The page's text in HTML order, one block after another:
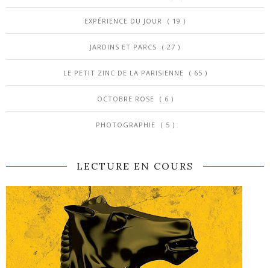
EXPÉRIENCE DU JOUR ( 19 )
JARDINS ET PARCS ( 27 )
LE PETIT ZINC DE LA PARISIENNE ( 65 )
OCTOBRE ROSE ( 6 )
PHOTOGRAPHIE ( 5 )
LECTURE EN COURS